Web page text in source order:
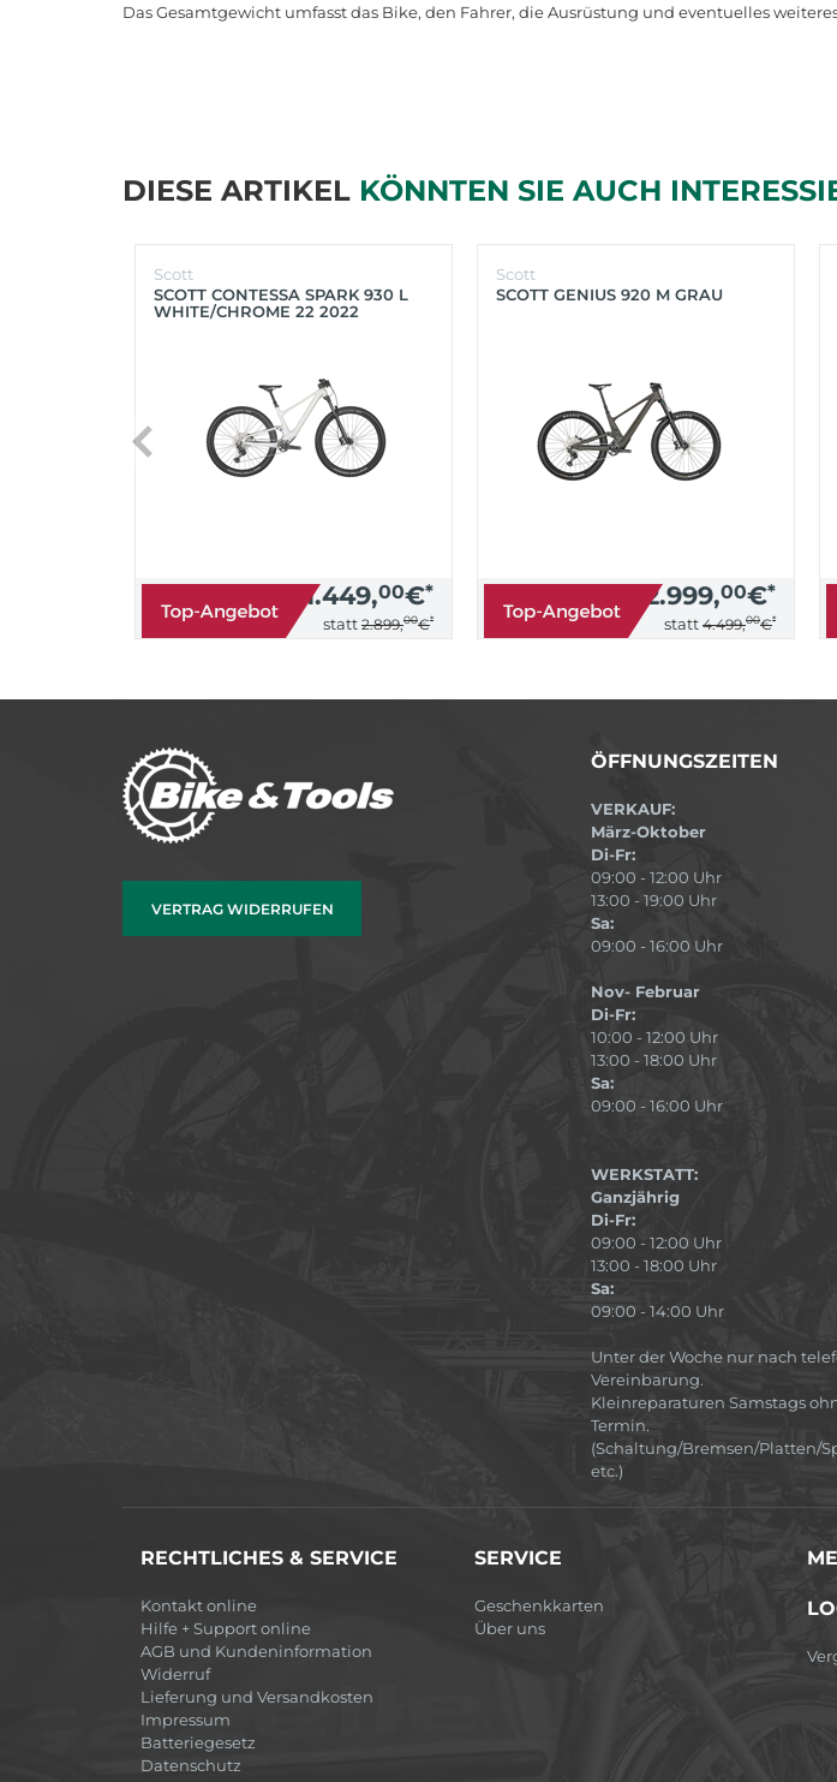
Das Gesamtgewicht umfasst das Bike, den Fahrer, die Ausrüstung und eventuelles
DIESE ARTIKEL KÖNNTEN SIE AUCH
Scott
SCOTT CONTESSA SPARK 930 L
WHITE/CHROME 22 2022
1.449,00€*
statt 2.899,00€*
Scott
SCOTT GENIUS 920 M GRAU
2.999,00€*
statt 4.499,00€*
VERTRAG WIDERRUFEN
ÖFFNUNGSZEITEN
VERKAUF:
März-Oktober
Di-Fr:
09:00 - 12:00 Uhr
13:00 - 19:00 Uhr
Sa:
09:00 - 16:00 Uhr
Nov- Februar
Di-Fr:
10:00 - 12:00 Uhr
13:00 - 18:00 Uhr
Sa:
09:00 - 16:00 Uhr
WERKSTATT:
Ganzjährig
Di-Fr:
09:00 - 12:00 Uhr
13:00 - 18:00 Uhr
Sa:
09:00 - 14:00 Uhr
Unter der Woche nur nach
Vereinbarung.
Kleinreparaturen Samstags
Termin.
(Schaltung/Bremsen/Platten/
etc.)
RECHTLICHES & SERVICE
Kontakt online
Hilfe + Support online
AGB und Kundeninformation
Widerruf
Lieferung und Versandkosten
Impressum
Batteriegesetz
Datenschutz
SERVICE
Geschenkkarten
Über uns